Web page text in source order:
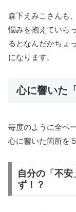
森下えみこさんも
悩みを抱えていら
るとなんだかちょ
になります。
心に響いた
毎度のように全ペ
心に響いた箇所を
自分の「不
ず！？